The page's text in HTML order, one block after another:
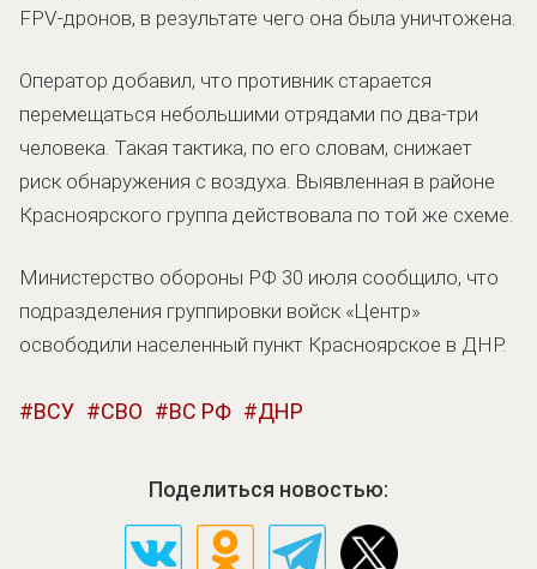
FPV-дронов, в результате чего она была уничтожена.
Оператор добавил, что противник старается
перемещаться небольшими отрядами по два-три
человека. Такая тактика, по его словам, снижает
риск обнаружения с воздуха. Выявленная в районе
Красноярского группа действовала по той же схеме.
Министерство обороны РФ 30 июля сообщило, что
подразделения группировки войск «Центр»
освободили населенный пункт Красноярское в ДНР.
ВСУ СВО ВС РФ ДНР
Поделиться новостью: